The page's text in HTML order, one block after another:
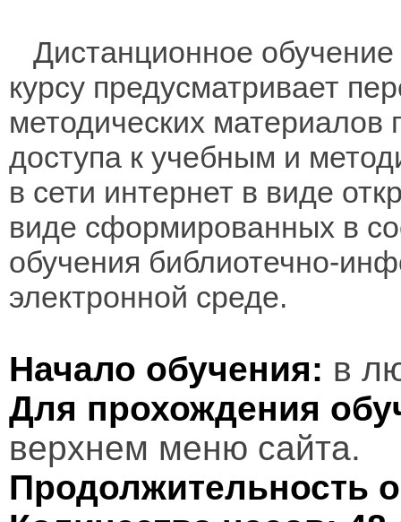
Дистанционное
курсу предусматривает
методических материалов
доступа к учебным и
в сети интернет в виде
виде сформированных в
обучения библиотечно-
электронной среде.
Начало обучения: в
Для прохождения
верхнем меню сайта.
Продолжительность